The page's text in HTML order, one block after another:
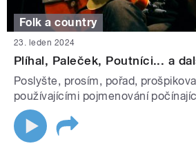
Folk a country
23. leden 2024
Plíhal, Paleček, Poutníci... a
Poslyšte, prosím, pořad,
používajícími pojmenování